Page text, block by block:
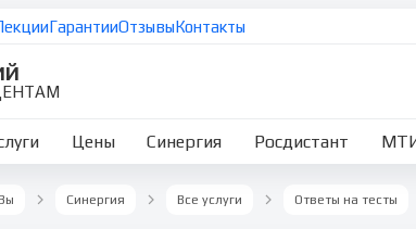
ГарантииОтзывыКонтакты
Цены Синергия Росдистант
Синергия Все услуги Ответы на тесты